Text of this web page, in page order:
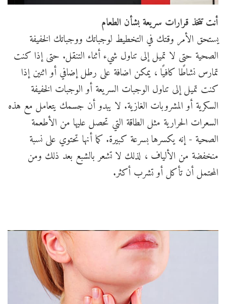
أنت تتخذ قرارات سريعة بشأن الطعام
يستحق الأمر وقتك في التخطيط لوجباتك ووجباتك الخفيفة
الصحية حتى لا تميل إلى تناول شيء أثناء التنقل. حتى إذا كنت
تمارس نشاطًا كافيًا ، يمكن اضافة على رطل إضافي أو اثنين إذا
كنت تميل إلى تناول الوجبات السريعة أو الوجبات الخفيفة
السكرية أو المشروبات الغازية. لا يبدو أن جسمك يتعامل مع هذه
السعرات الحرارية مثل الطاقة التي تحصل عليها من الأطعمة
الصحية - إنه يكسرها بسرعة كبيرة. كما أنها تحتوي على نسبة
منخفضة من الألياف ، لذلك لا تشعر بالشبع بعد ذلك ومن
المحتمل أن تأكل أو تشرب أكثر.